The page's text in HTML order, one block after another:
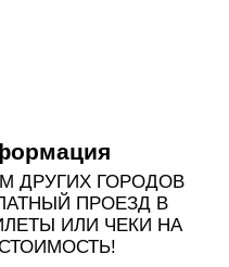
ДРУГИХ ГОРОДОВ
ПРОЕЗД В
ИЛИ ЧЕКИ НА